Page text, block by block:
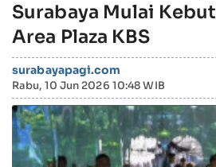
Surabaya Mulai
Area Plaza KBS
surabayapagi.com
Rabu, 10 Jun 2026 10:48 WIB